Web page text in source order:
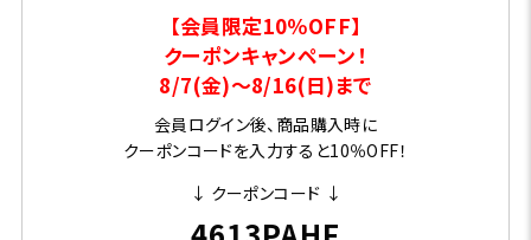
【会員限定10％OFF】
クーポンキャンペーン！
8/7(金)～8/16(日)まで
会員ログイン後、商品購入時に
クーポンコードを入力すると10％OFF！
↓ クーポンコード ↓